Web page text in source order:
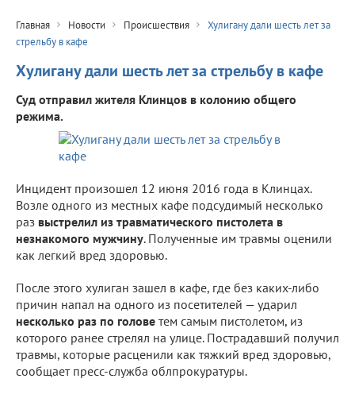
Главная Новости Происшествия
Хулигану дали шесть лет за
стрельбу в кафе
Хулигану дали шесть лет за стрельбу в кафе
Суд отправил жителя Клинцов в колонию общего
режима.
Инцидент произошел 12 июня 2016 года в Клинцах.
Возле одного из местных кафе подсудимый несколько
раз выстрелил из травматического пистолета в
незнакомого мужчину. Полученные им травмы оценили
как легкий вред здоровью.
После этого хулиган зашел в кафе, где без каких-либо
причин напал на одного из посетителей — ударил
несколько раз по голове тем самым пистолетом, из
которого ранее стрелял на улице. Пострадавший получил
травмы, которые расценили как тяжкий вред здоровью,
сообщает пресс-служба облпрокуратуры.